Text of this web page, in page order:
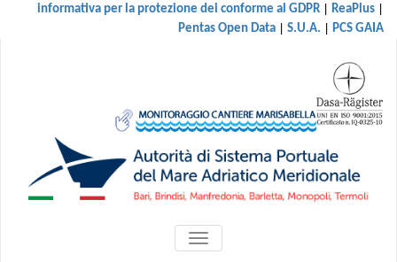
informativa per la protezione dei conforme al GDPR | ReaPlus |
Pentas Open Data | S.U.A. | PCS GAIA
ATTIVA/DISATTIVA
MENU